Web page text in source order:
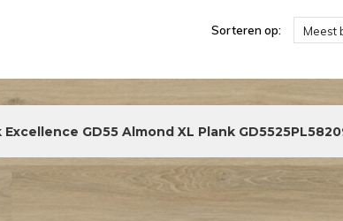
Sorteren op: Meest
GD55 Almond XL Plank